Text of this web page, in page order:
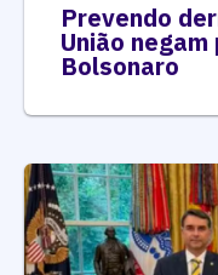
Prevendo
União
Bolsonaro